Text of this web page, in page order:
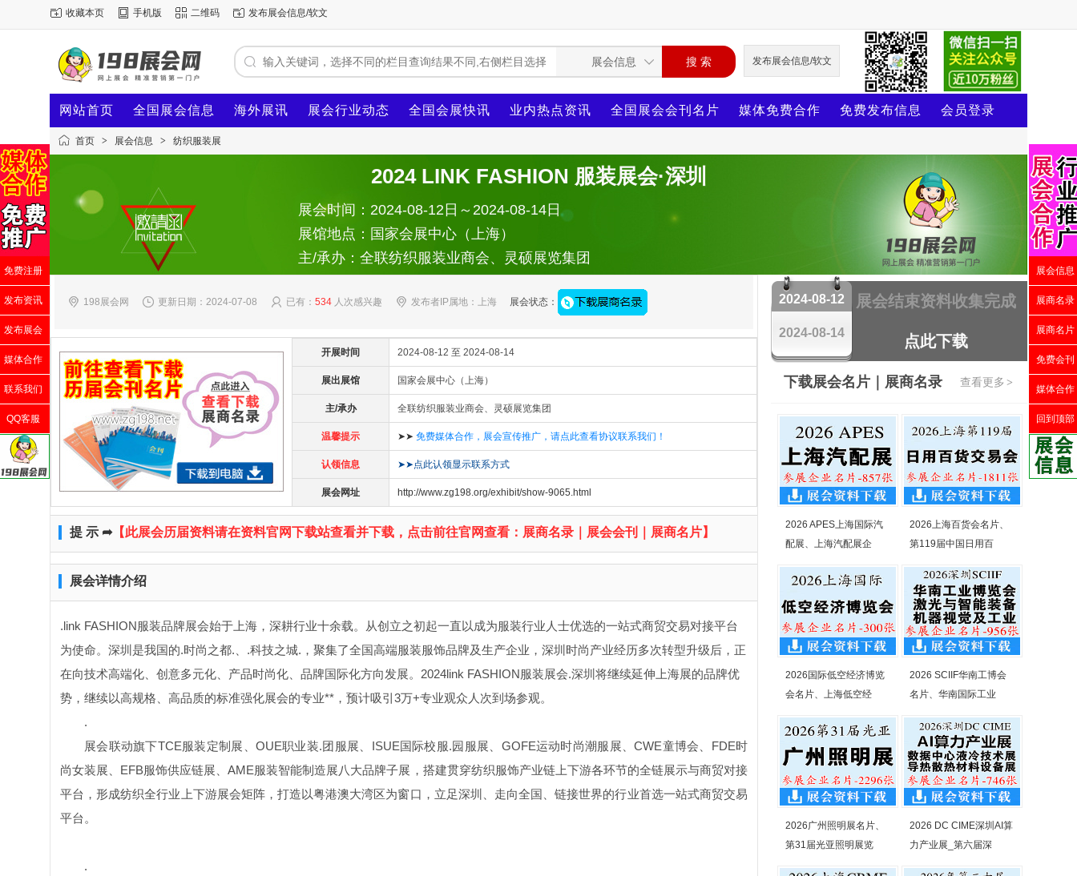
收藏本页 手机版 二维码 发布展会信息/软文
发布展会信息/软文
网站首页 全国展会信息 海外展讯 展会行业动态 全国会展快讯 业内热点资讯 全国展会会刊名片 媒体免费合作 免费发布信息 会员登录
首页 > 展会信息 > 纺织服装展
2024 LINK FASHION 服装展会·深圳
展会时间：2024-08-12日～2024-08-14日
展馆地点：国家会展中心（上海）
主/承办：全联纺织服装业商会、灵硕展览集团
198展会网 更新日期：2024-07-08 已有： 534 人次感兴趣 发布者IP属地：上海 展会状态：
开展时间 2024-08-12 至 2024-08-14
展出展馆 国家会展中心（上海）
主/承办 全联纺织服装业商会、灵硕展览集团
温馨提示 ➤➤ 免费媒体合作，展会宣传推广，请点此查看协议联系我们！
认领信息 ➤➤点此认领显示联系方式
展会网址 http://www.zg198.org/exhibit/show-9065.html
提 示 ➦【此展会历届资料请在资料官网下载站查看并下载，点击前往官网查看：展商名录｜展会会刊｜展商名片】
展会详情介绍
.link FASHION服装品牌展会始于上海，深耕行业十余载。从创立之初起一直以成为服装行业人士优选的一站式商贸交易对接平台
为使命。深圳是我国的.时尚之都.、.科技之城.，聚集了全国高端服装服饰品牌及生产企业，深圳时尚产业经历多次转型升级后，正
在向技术高端化、创意多元化、产品时尚化、品牌国际化方向发展。 2024link FASHION服装展会.深圳将继续延伸上海展的品牌优
势，继续以高规格、高品质的标准强化展会的专业**，预计吸引3万+专业观众人次到场参观。
.
展会联动旗下TCE服装定制展、 OUE职业装.团服展、 ISUE国际校服.园服展、 GOFE运动时尚潮服展、CWE童博会、 FDE时
尚女装展、 EFB服饰供应链展、AME服装智能制造展八大品牌子展，搭建贯穿纺织服饰产业链上下游各环节的全链展示与商贸对接
平台，形成纺织全行业上下游展会矩阵，打造以粤港澳大湾区为窗口，立足深圳、走向全国、链接世界的行业首选一站式商贸交易
平台。
.
2024-08-12
2024-08-14
展会结束资料收集完成
点此下载
查看更多 >
下载展会名片｜展商名录
2026 APES上海国际汽
配展、上海汽配展企
2026上海百货会名片、
第119届中国日用百
2026国际低空经济博览
会名片、上海低空经
2026 SCIIF华南工博会
名片、华南国际工业
2026广州照明展名片、
第31届光亚照明展览
2026 DC CIME深圳AI算
力产业展_第六届深
免费注册
发布资讯
发布展会
媒体合作
联系我们
QQ客服
展会信息
展商名录
展商名片
免费会刊
媒体合作
回到顶部